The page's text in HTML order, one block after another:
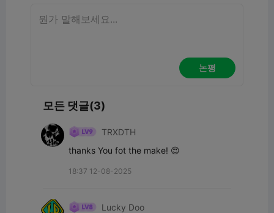
논평
모든 댓글(3)
TRXDTH
thanks You fot the make! 😍
18:37 12-08-2025
Lucky Doo